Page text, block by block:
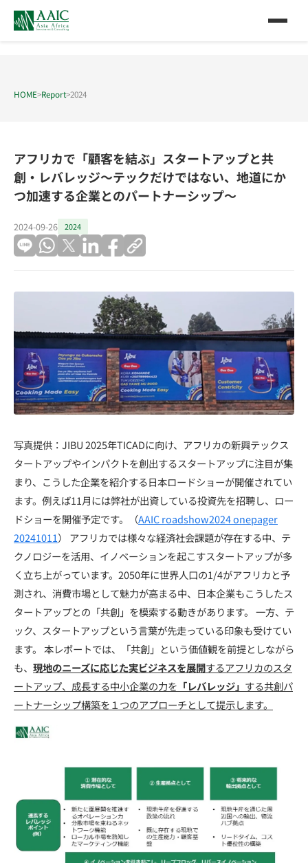
HOME>Report>2024
アフリカで「顧客を結ぶ」スタートアップと共
創・レバレッジ～テックだけではない、地道にか
つ加速する企業とのパートナーシップ～
2024-09-26 2024
写真提供：JIBU 2025年TICADに向け、アフリカの新興テックス
タートアップやインパクトを創出するスタートアップに注目が集
まり、こうした企業を紹介する日本ロードショーが開催されてい
ます。例えば11月には弊社が出資している投資先を招聘し、ロー
ドショーを開催予定です。（AAIC roadshow2024 onepager
20241011） アフリカでは様々な経済社会課題が存在する中、テ
クノロジーを活用、イノベーションを起こすスタートアップが多
く立ち上がっています。2050年に世界人口の1/4がアフリカと予
測され、消費市場として魅力が高まる中、日本企業もこうしたス
タートアップとの「共創」を模索する動きがあります。 一方、テ
ック、スタートアップという言葉が先走っている印象も受けてい
ます。 本レポートでは、「共創」という価値観を前提としながら
も、 現地のニーズに応じた実ビジネスを展開するアフリカのスタ
ートアップ、成長する中小企業の力を 「レバレッジ」 する共創パ
ートナーシップ構築を１つのアプローチとして提示します。